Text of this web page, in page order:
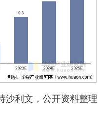
沙利文，公开资料整理